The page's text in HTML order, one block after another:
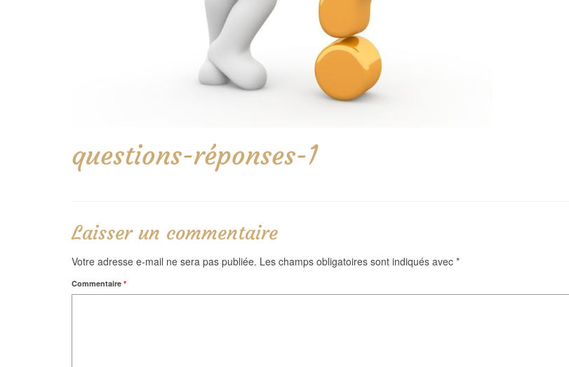
questions-réponses-1
Laisser un commentaire
Votre adresse e-mail ne sera pas publiée. Les champs obligatoires sont indiqués avec *
Commentaire *